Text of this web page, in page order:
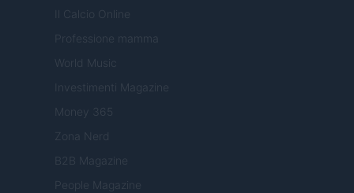
Il Calcio Online
Professione mamma
World Music
Investimenti Magazine
Money 365
Zona Nerd
B2B Magazine
People Magazine